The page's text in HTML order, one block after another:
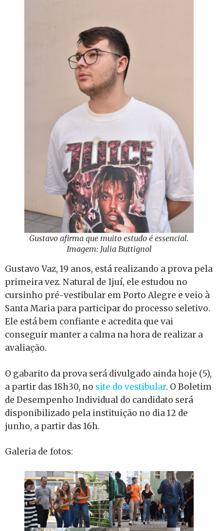
Gustavo afirma que muito estudo é essencial.
Imagem: Julia Buttignol
Gustavo Vaz, 19 anos, está realizando a prova pela
primeira vez. Natural de Ijuí, ele estudou no
cursinho pré-vestibular em Porto Alegre e veio à
Santa Maria para participar do processo seletivo.
Ele está bem confiante e acredita que vai
conseguir manter a calma na hora de realizar a
avaliação.
O gabarito da prova será divulgado ainda hoje (5),
a partir das 18h30, no site do vestibular. O Boletim
de Desempenho Individual do candidato será
disponibilizado pela instituição no dia 12 de
junho, a partir das 16h.
Galeria de fotos: